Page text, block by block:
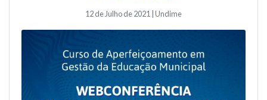
12 de Julho de 2021 | Undime